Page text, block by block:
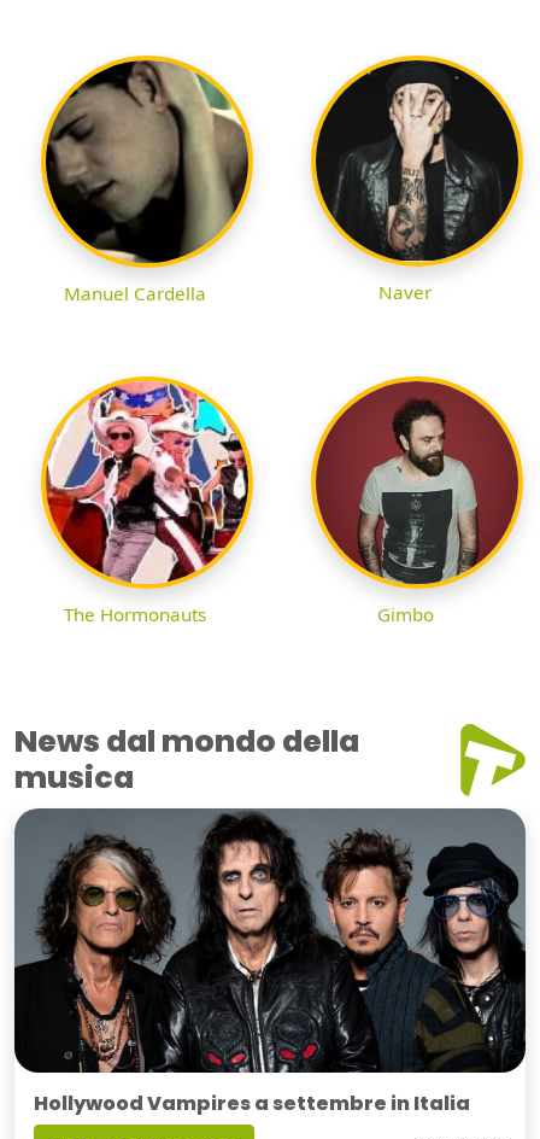
Manuel Cardella Naver
The Hormonauts Gimbo
News dal mondo della
musica
Hollywood Vampires a settembre in Italia